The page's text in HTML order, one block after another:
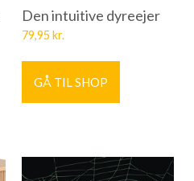
Den intuitive dyreejer
79,95 kr.
GÅ TIL SHOP